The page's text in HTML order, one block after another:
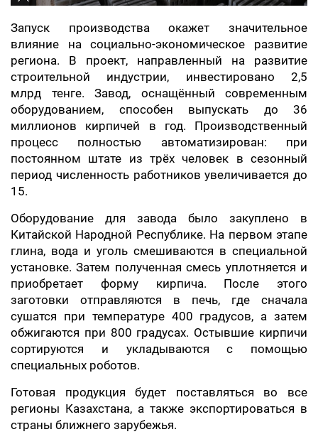
Запуск производства окажет значительное
влияние на социально-экономическое развитие
региона. В проект, направленный на развитие
строительной индустрии, инвестировано 2,5
млрд тенге. Завод, оснащённый современным
оборудованием, способен выпускать до 36
миллионов кирпичей в год. Производственный
процесс полностью автоматизирован: при
постоянном штате из трёх человек в сезонный
период численность работников увеличивается до
15.
Оборудование для завода было закуплено в
Китайской Народной Республике. На первом этапе
глина, вода и уголь смешиваются в специальной
установке. Затем полученная смесь уплотняется и
приобретает форму кирпича. После этого
заготовки отправляются в печь, где сначала
сушатся при температуре 400 градусов, а затем
обжигаются при 800 градусах. Остывшие кирпичи
сортируются и укладываются с помощью
специальных роботов.
Готовая продукция будет поставляться во все
регионы Казахстана, а также экспортироваться в
страны ближнего зарубежья.